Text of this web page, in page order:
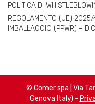
POLITICA DI
REGOLAMENTO (UE) 2025/
IMBALLAGGIO (PPWR) –
© Comer spa | Via
Genova Italy) -